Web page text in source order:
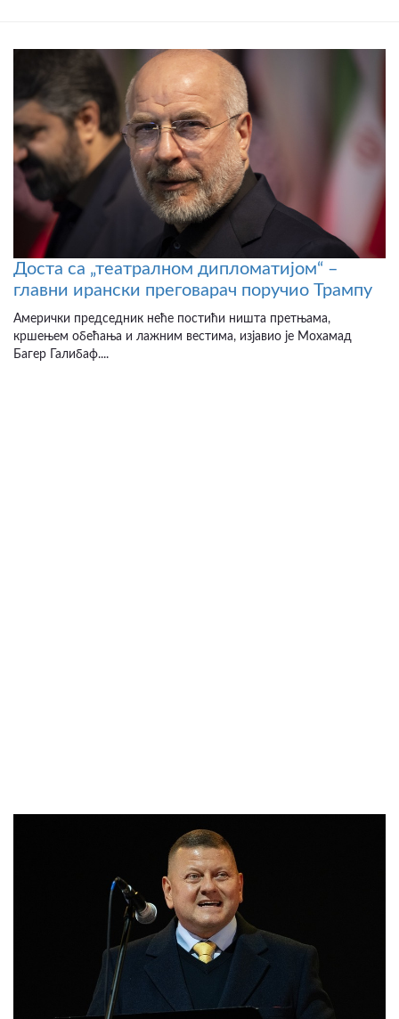
Доста са „театралном дипломатијом“ –
главни ирански преговарач поручио Трампу
Амерички председник неће постићи ништа претњама,
кршењем обећања и лажним вестима, изјавио је Мохамад
Багер Галибаф....